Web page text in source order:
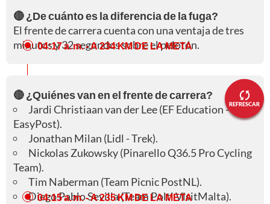
REFRESCAR
🔴 ¿De cuánto es la diferencia de la fuga?
El frente de carrera cuenta con una ventaja de tres
minutos y 32 segundos sobre el pelotón.
04:17 a. m.- A 234 KM DE LA META
🔴 ¿Quiénes van en el frente de carrera?
Jardi Christiaan van der Lee (EF Education -
EasyPost).
Jonathan Milan (Lidl - Trek).
Nickolas Zukowsky (Pinarello Q36.5 Pro Cycling
Team).
Tim Naberman (Team Picnic PostNL).
Diego Pablo Sevilla (Team Polti VisitMalta).
04:15 a. m.- A 235 KM DE LA META